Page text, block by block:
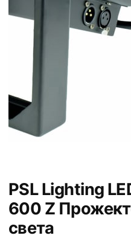
PSL Lighting
600 Z
света